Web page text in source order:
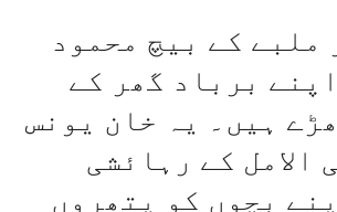
ملبے کے بیچ محمود
برباد گھر کے
ہیں۔ یہ خان یونس
الامل کے رہائشی
بچوں کو پتھروں